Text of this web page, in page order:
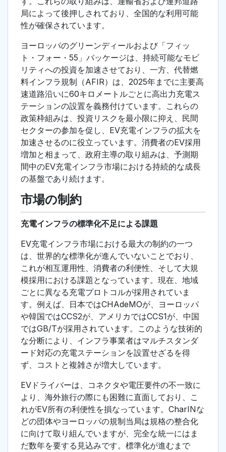
局によって後押しされており、全国的な利用可能
性が確保されています。
ヨーロッパのグリーンディールおよび「フィッ
ト・フォー・55」パッケージは、持続可能なモビ
リティへの投資を加速させており、一方、代替燃
料インフラ規制（AFIR）は、2025年までに主要高
速道路沿いに60キロメートルごとに高出力充電ス
テーションの設置を義務付けています。これらの
政策枠組みは、投資リスクを最小限に抑え、民間
セクターの参加を促し、EV充電インフラの拡大を
加速させるのに役立っています。消費者のEV採用
増加と相まって、政府主導の取り組みは、予測期
間中のEV充電インフラ市場における持続的な成長
の基盤であり続けます。
市場の制約
充電インフラの標準化不足による課題
EV充電インフラ市場における最大の制約の一つ
は、世界的な標準化が進んでいないことでおり、
これが相互運用性、消費者の利便性、そして大規
模採用における課題となっています。現在、地域
ごとに異なる充電プロトコルが採用されていま
す。例えば、日本ではCHAdeMOが、ヨーロッパ
や韓国ではCCS2が、アメリカではCCS1が、中国
ではGB/Tが採用されています。このような技術的
な分断により、インフラ事業者はマルチスタンダ
ード対応の充電ステーションを設置せざるを得
ず、コストと複雑さが増大しています。
EVドライバーは、コネクタや電圧要件の不一致に
より、海外旅行の際にも困難に直面しており、こ
れがEV所有の利便性を損なっています。CharINな
どの団体やヨーロッパの規制当局は規格の整合化
に向けて取り組んでいますが、完全な統一にはま
だ数年を要する見込みです。標準化が進むまで